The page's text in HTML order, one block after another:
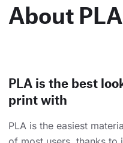
About PLA
PLA is the best
print with
PLA is the easiest